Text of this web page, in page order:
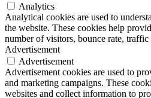
Analytics
Analytical cookies are used to
the website. These cookies help
number of visitors, bounce rate, traffic
Advertisement
Advertisement
Advertisement cookies are used to
and marketing campaigns. These
websites and collect information to